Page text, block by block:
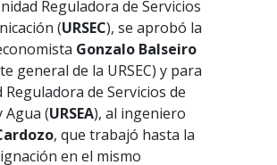
Reguladora de Servicios
(URSEC), se aprobó la
Gonzalo Balseiro
general de la URSEC) y para
Reguladora de Servicios de
Agua (URSEA), al ingeniero
, que trabajó hasta la
en el mismo